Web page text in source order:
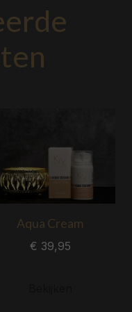
Aqua Cream
€ 39,95